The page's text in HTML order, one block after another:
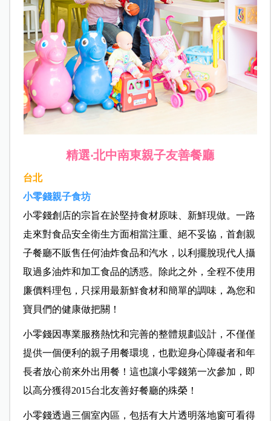
精選‧北中南東親子友善餐廳
台北
小零錢親子食坊
小零錢創店的宗旨在於堅持食材原味、新鮮現做。一路
走來對食品安全衛生方面相當注重、絕不妥協，首創親
子餐廳不販售任何油炸食品和汽水，以利擺脫現代人攝
取過多油炸和加工食品的誘惑。除此之外，全程不使用
廉價料理包，只採用最新鮮食材和簡單的調味，為您和
寶貝們的健康做把關！
小零錢因專業服務熱忱和完善的整體規劃設計，不僅僅
提供一個便利的親子用餐環境，也歡迎身心障礙者和年
長者放心前來外出用餐！這也讓小零錢第一次參加，即
以高分獲得2015台北友善好餐廳的殊榮！
小零錢透過三個室內區，包括有大片透明落地窗可看得